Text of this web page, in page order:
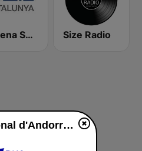
Cadena SER Catalunya Size Radio
Ràdio Nacional d'Andorra live